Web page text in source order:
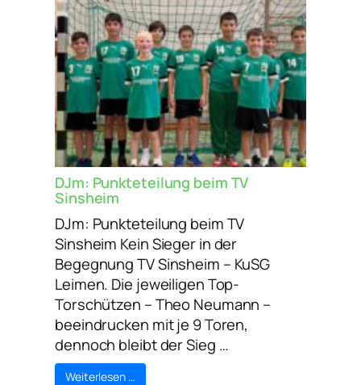
KuSG
Leimen
DJm: Punkteteilung beim TV
Sinsheim
DJm: Punkteteilung beim TV
Sinsheim Kein Sieger in der
Begegnung TV Sinsheim – KuSG
Leimen. Die jeweiligen Top-
Torschützen – Theo Neumann –
beeindrucken mit je 9 Toren,
dennoch bleibt der Sieg …
Weiterlesen …